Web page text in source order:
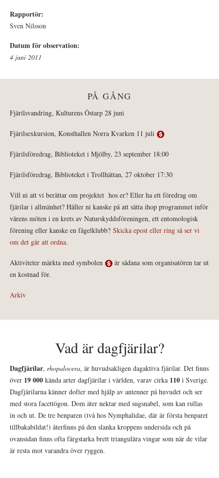
Rapportör:
Sven Nilsson
Datum för observation:
4 juni 2011
PÅ GÅNG
Fjärilsvandring, Kulturens Östarp 28 juni
Fjärilsexkursion, Konsthallen Norra Kvarken 11 juli
Fjärilsföredrag, Biblioteket i Mjölby, 23 september 18:00
Fjärilsföredrag, Biblioteket i Trollhättan, 27 oktober 17:30
Vill ni att vi berättar om projektet hos er? Eller ha ett föredrag om
fjärilar i allmänhet? Håller ni kanske på att sätta ihop programmet inför
vårens möten i en krets av Naturskyddsföreningen, ett entomologisk
förening eller kanske en fågelklubb? Skicka epost eller ring så ser vi
om det går att ordna.
Aktiviteter märkta med symbolen
är sådana som organisatören tar ut
en kostnad för.
Arkiv
Vad är dagfjärilar?
Dagfjärilar, rhopalocera, är huvudsakligen dagaktiva fjärilar. Det finns
över 19 000 kända arter dagfjärilar i världen, varav cirka 110 i Sverige.
Dagfjärilarna känner dofter med hjälp av antenner på huvudet och ser
med stora facettögon. Dom äter nektar med sugsnabel, som kan rullas
in och ut. De tre benparen (två hos Nymphalidae, där är första benparet
tillbakabildat!) återfinns på den slanka kroppens undersida och på
ovansidan finns ofta färgstarka brett triangulära vingar som när de vilar
är resta mot varandra över ryggen.